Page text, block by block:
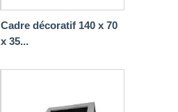
Cadre décoratif 140 x 70
x 35...